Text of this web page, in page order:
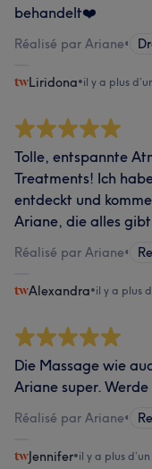
behandelt❤️
Réalisé par Ariane•
Liridona•il y a plus
Tolle, entspannte
Treatments! Ich
entdeckt und
Ariane, die alles
Réalisé par Ariane•
Alexandra•il y a plus
Die Massage wie
Ariane super.
Réalisé par Ariane•
Jennifer•il y a plus